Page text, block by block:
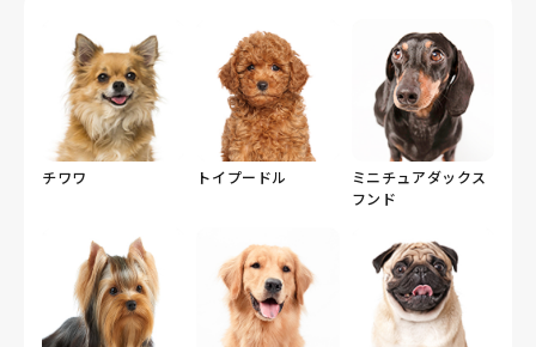
チワワ トイプードル
ミニチュアダックス
フンド